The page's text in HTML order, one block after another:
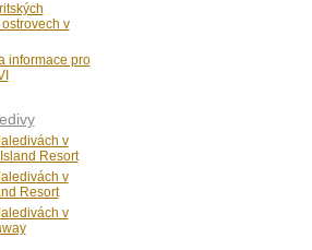
v
informace pro
v
Resort
v
Resort
v